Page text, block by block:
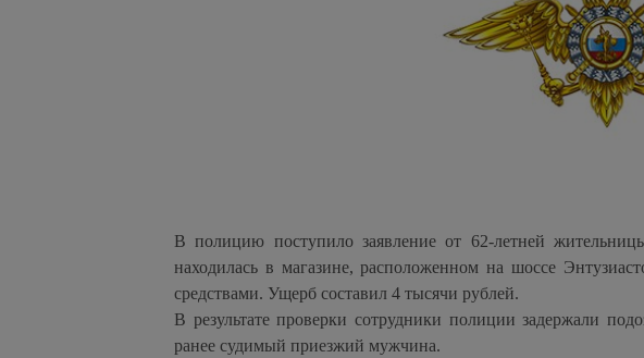
В полицию поступило заявление от 62-летней
находилась в магазине, расположенном на шоссе
средствами. Ущерб составил 4 тысячи рублей.
В результате проверки сотрудники полиции задержали
ранее судимый приезжий мужчина.